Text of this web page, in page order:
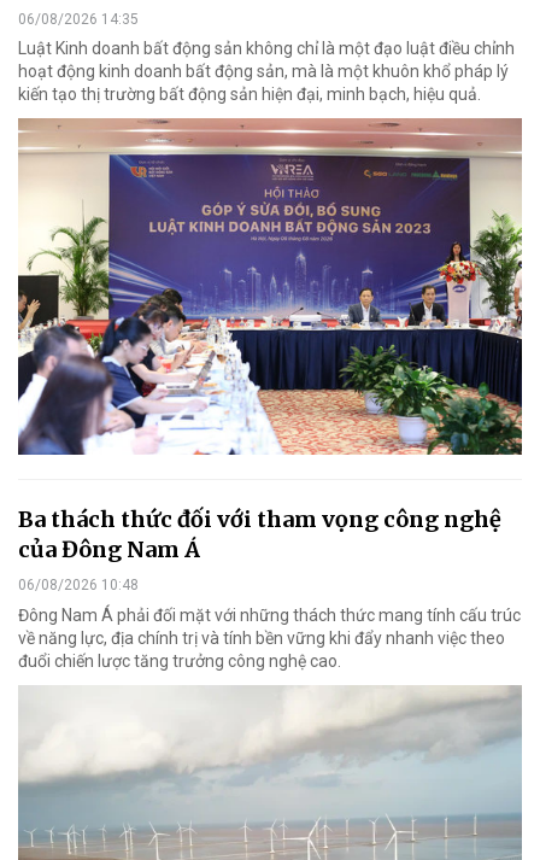
06/08/2026 14:35
Luật Kinh doanh bất động sản không chỉ là một đạo luật điều chỉnh
hoạt động kinh doanh bất động sản, mà là một khuôn khổ pháp lý
kiến tạo thị trường bất động sản hiện đại, minh bạch, hiệu quả.
Ba thách thức đối với tham vọng công nghệ
của Đông Nam Á
06/08/2026 10:48
Đông Nam Á phải đối mặt với những thách thức mang tính cấu trúc
về năng lực, địa chính trị và tính bền vững khi đẩy nhanh việc theo
đuổi chiến lược tăng trưởng công nghệ cao.